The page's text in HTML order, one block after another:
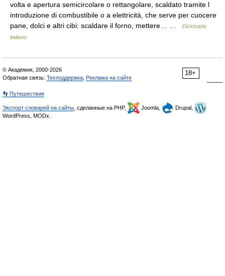
volta e apertura semicircolare o rettangolare, scaldato tramite l
introduzione di combustibile o a elettricità, che serve per cuocere
pane, dolci e altri cibi: scaldare il forno, mettere… …
Dizionario
italiano
18+
© Академик, 2000-2026
Обратная связь: Техподдержка Реклама на сайте
👣 Путешествия
Экспорт словарей на сайты , сделанные на PHP, Joomla,
Drupal,
WordPress, MODx.